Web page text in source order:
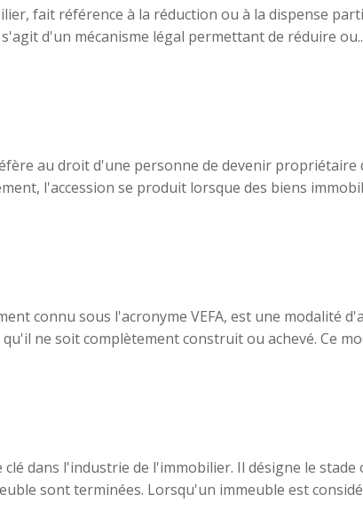
fait référence à la réduction ou à la dispense
d'un mécanisme légal permettant de réduire
au droit d'une personne de devenir
l'accession se produit lorsque des biens
connu sous l'acronyme VEFA, est une modalité
ne soit complètement construit ou achevé. Ce
dans l'industrie de l'immobilier. Il désigne le
sont terminées. Lorsqu'un immeuble est